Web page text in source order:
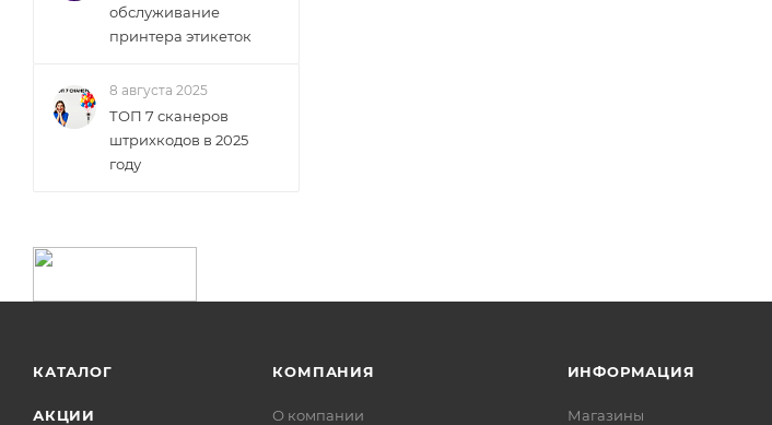
обслуживание
принтера этикеток
8 августа 2025
ТОП 7 сканеров
штрихкодов в 2025
году
КАТАЛОГ
АКЦИИ
КОМПАНИЯ
О компании
ИНФОРМАЦИЯ
Магазины